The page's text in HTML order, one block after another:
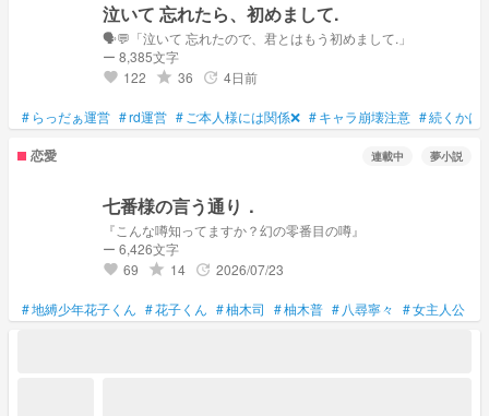
泣いて 忘れたら、初めまして.
🗣💬「泣いて 忘れたので、君とはもう初めまして.」
ー 8,385文字
favorite 122 grade 36 update 4日前
# らっだぁ運営 #rd運営 # ご本人様には関係❌ #キャラ崩壊注意 #続くかは
恋愛 連載中 夢小説
七番様の言う通り．
『こんな噂知ってますか？幻の零番目の噂』
ー 6,426文字
favorite 69 grade 14 update 2026/07/23
#地縛少年花子くん #花子くん #柚木司 #柚木普 # 八尋寧々 #女主人公